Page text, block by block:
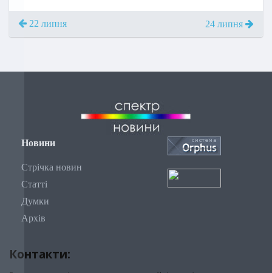
22 липня 24 липня
Новини
Стрічка новин
Статті
Думки
Архів
Контакти: